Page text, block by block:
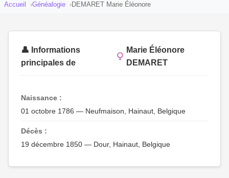
Accueil Généalogie DEMARET Marie Éléonore
👤 Informations
principales de
Marie Éléonore
DEMARET
Naissance :
01 octobre 1786 — Neufmaison, Hainaut, Belgique
Décès :
19 décembre 1850 — Dour, Hainaut, Belgique